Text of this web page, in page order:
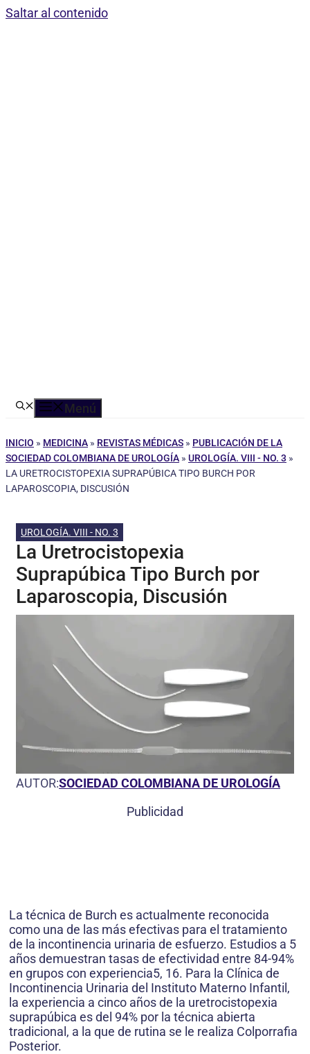
Saltar al contenido
Menú
INICIO » MEDICINA » REVISTAS MÉDICAS » PUBLICACIÓN DE LA
SOCIEDAD COLOMBIANA DE UROLOGÍA » UROLOGÍA. VIII - NO. 3 »
LA URETROCISTOPEXIA SUPRAPÚBICA TIPO BURCH POR
LAPAROSCOPIA, DISCUSIÓN
UROLOGÍA. VIII - NO. 3
La Uretrocistopexia
Suprapúbica Tipo Burch por
Laparoscopia, Discusión
AUTOR:SOCIEDAD COLOMBIANA DE UROLOGÍA
Publicidad
La técnica de Burch es actualmente reconocida
como una de las más efectivas para el tratamiento
de la incontinencia urinaria de esfuerzo. Estudios a 5
años demuestran tasas de efectividad entre 84-94%
en grupos con experiencia5, 16. Para la Clínica de
Incontinencia Urinaria del Instituto Materno Infantil,
la experiencia a cinco años de la uretro­cisto­pexia
suprapúbica es del 94% por la técnica abierta
tradicional, a la que de rutina se le realiza Colporrafia
Posterior.